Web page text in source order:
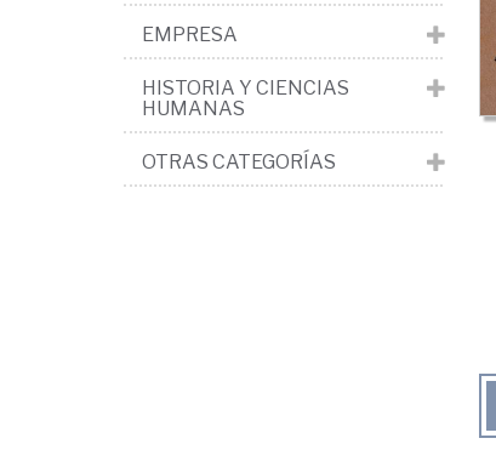
EMPRESA
HISTORIA Y CIENCIAS
HUMANAS
OTRAS CATEGORÍAS